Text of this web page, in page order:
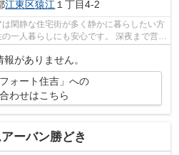
江東区猿江１丁目4-2
らしにも安心です。 深夜まで営業
がありません。
フォート住吉」への
わせはこちら
ーバン勝どき